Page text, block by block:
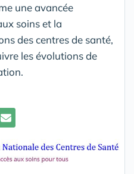
une avancée
soins et la
des centres de santé,
les évolutions de